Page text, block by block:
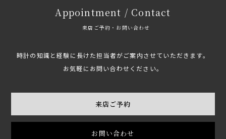
Appointment / Contact
来店ご予約・お問い合わせ
時計の知識と経験に長けた担当者がご案内させていただきます。
お気軽にお問い合わせください。
来店ご予約
お問い合わせ